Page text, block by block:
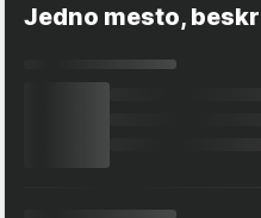
Jedno mesto,